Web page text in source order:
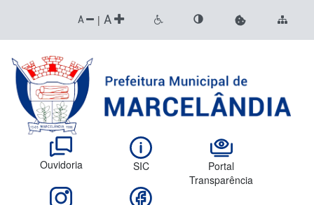
A | A
Ouvidoria SIC
Portal
Transparência